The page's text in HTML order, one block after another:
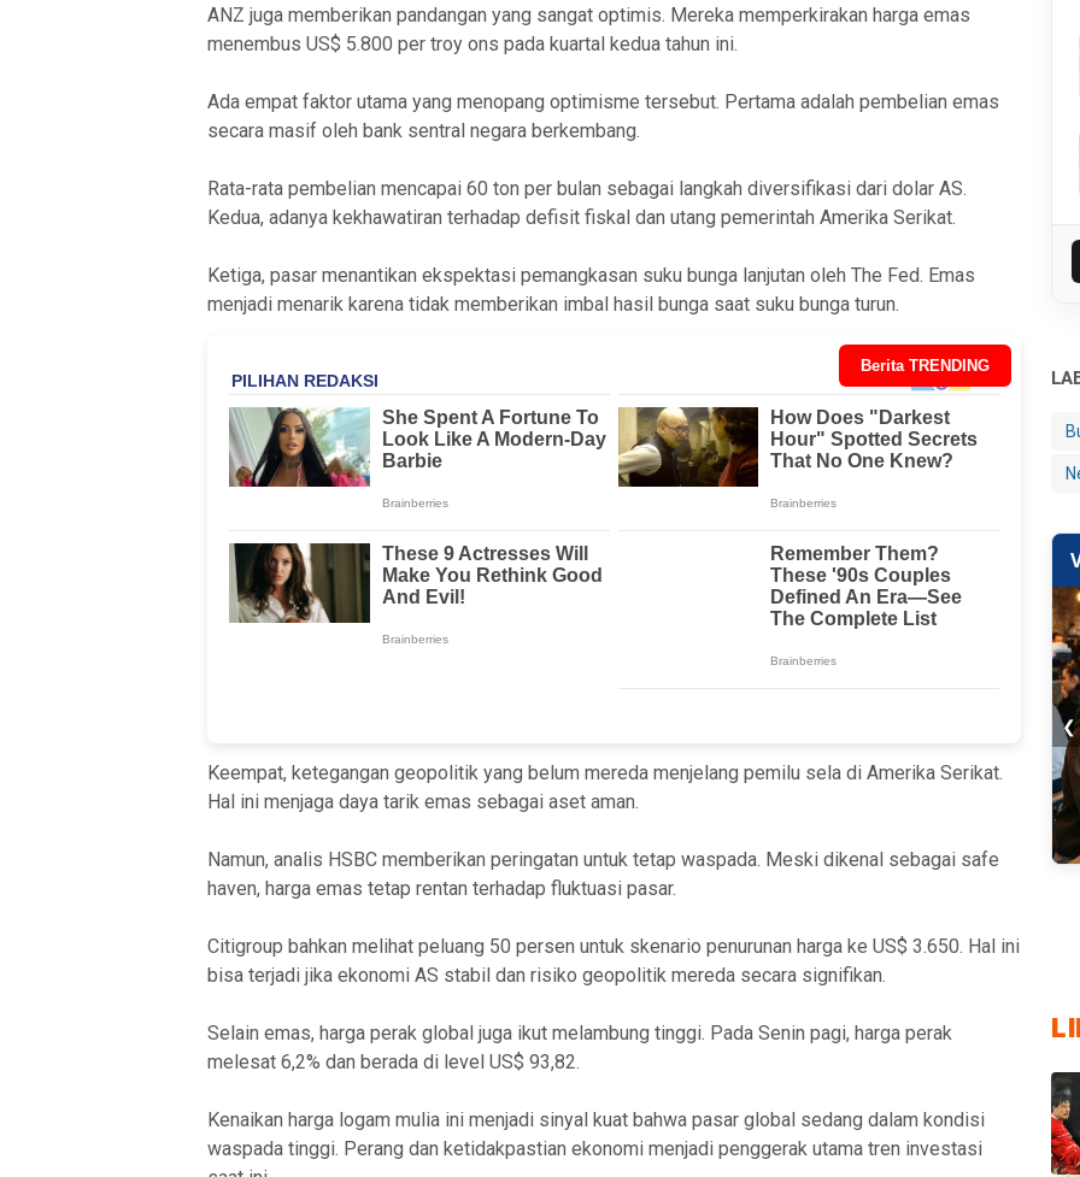
ANZ juga memberikan pandangan yang sangat optimis. Mereka memperkirakan harga emas
menembus US$ 5.800 per troy ons pada kuartal kedua tahun ini.
Ada empat faktor utama yang menopang optimisme tersebut. Pertama adalah pembelian emas
secara masif oleh bank sentral negara berkembang.
Rata-rata pembelian mencapai 60 ton per bulan sebagai langkah diversifikasi dari dolar AS.
Kedua, adanya kekhawatiran terhadap defisit fiskal dan utang pemerintah Amerika Serikat.
Ketiga, pasar menantikan ekspektasi pemangkasan suku bunga lanjutan oleh The Fed. Emas
menjadi menarik karena tidak memberikan imbal hasil bunga saat suku bunga turun.
Berita TRENDING
Keempat, ketegangan geopolitik yang belum mereda menjelang pemilu sela di Amerika Serikat.
Hal ini menjaga daya tarik emas sebagai aset aman.
Namun, analis HSBC memberikan peringatan untuk tetap waspada. Meski dikenal sebagai safe
haven, harga emas tetap rentan terhadap fluktuasi pasar.
Citigroup bahkan melihat peluang 50 persen untuk skenario penurunan harga ke US$ 3.650. Hal ini
bisa terjadi jika ekonomi AS stabil dan risiko geopolitik mereda secara signifikan.
Selain emas, harga perak global juga ikut melambung tinggi. Pada Senin pagi, harga perak
melesat 6,2% dan berada di level US$ 93,82.
Kenaikan harga logam mulia ini menjadi sinyal kuat bahwa pasar global sedang dalam kondisi
waspada tinggi. Perang dan ketidakpastian ekonomi menjadi penggerak utama tren investasi
❮